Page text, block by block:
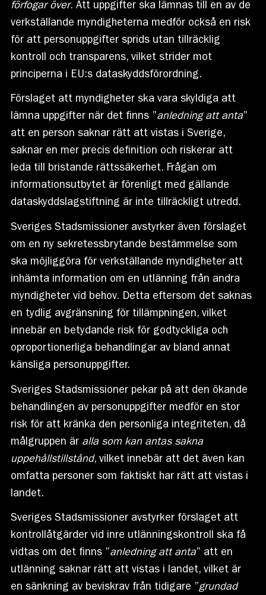
förfogar över. Att uppgifter ska lämnas till en av de
verkställande myndigheterna medför också en risk
för att personuppgifter sprids utan tillräcklig
kontroll och transparens, vilket strider mot
principerna i EU:s dataskyddsförordning.
Förslaget att myndigheter ska vara skyldiga att
lämna uppgifter när det finns ”anledning att anta”
att en person saknar rätt att vistas i Sverige,
saknar en mer precis definition och riskerar att
leda till bristande rättssäkerhet. Frågan om
informationsutbytet är förenligt med gällande
dataskyddslagstiftning är inte tillräckligt utredd.
Sveriges Stadsmissioner avstyrker även förslaget
om en ny sekretessbrytande bestämmelse som
ska möjliggöra för verkställande myndigheter att
inhämta information om en utlänning från andra
myndigheter vid behov. Detta eftersom det saknas
en tydlig avgränsning för tillämpningen, vilket
innebär en betydande risk för godtyckliga och
oproportionerliga behandlingar av bland annat
känsliga personuppgifter.
Sveriges Stadsmissioner pekar på att den ökande
behandlingen av personuppgifter medför en stor
risk för att kränka den personliga integriteten, då
målgruppen är alla som kan antas sakna
uppehållstillstånd, vilket innebär att det även kan
omfatta personer som faktiskt har rätt att vistas i
landet.
Sveriges Stadsmissioner avstyrker förslaget att
kontrollåtgärder vid inre utlänningskontroll ska få
vidtas om det finns ”anledning att anta” att en
utlänning saknar rätt att vistas i landet, vilket är
en sänkning av beviskrav från tidigare ”grundad